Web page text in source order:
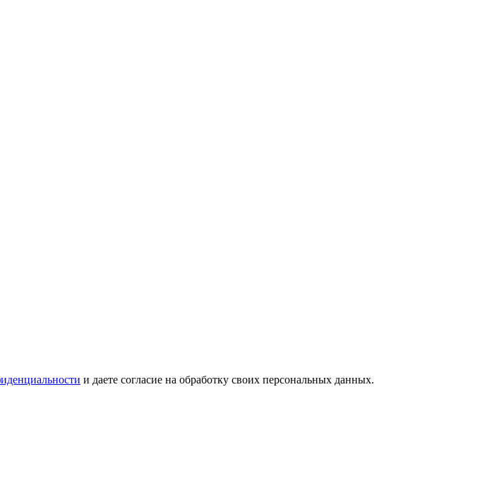
и даете согласие на обработку своих персональных данных.